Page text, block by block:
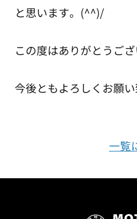
と思います。(^^)/
この度はありがとうご
今後ともよろしくお願
一覧